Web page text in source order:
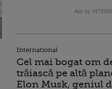
Ads by
International
Cel mai bogat om
trăiască pe altă
Elon Musk, geniul